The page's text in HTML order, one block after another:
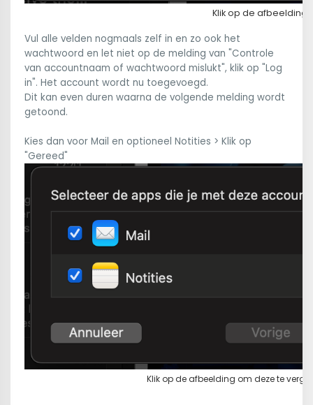
Klik op de afbeelding
Vul alle velden nogmaals zelf in en zo ook het
wachtwoord en let niet op de melding van "Controle
van accountnaam of wachtwoord mislukt", klik op "Log
in". Het account wordt nu toegevoegd.
Dit kan even duren waarna de volgende melding wordt
getoond.
Kies dan voor Mail en optioneel Notities > Klik op
"Gereed"
Klik op de afbeelding om deze te